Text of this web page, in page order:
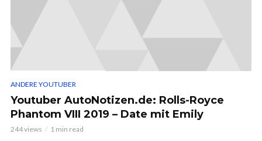
ANDERE YOUTUBER
Youtuber AutoNotizen.de: Rolls-Royce
Phantom VIII 2019 – Date mit Emily
244 views 1 min read